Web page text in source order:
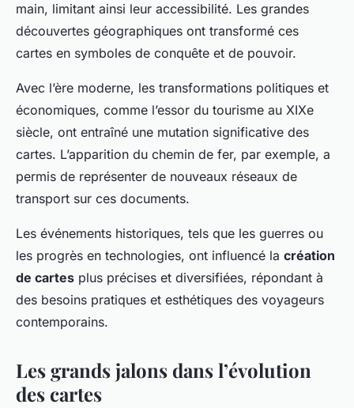
main, limitant ainsi leur accessibilité. Les grandes
découvertes géographiques ont transformé ces
cartes en symboles de conquête et de pouvoir.
Avec l’ère moderne, les transformations politiques et
économiques, comme l’essor du tourisme au XIXe
siècle, ont entraîné une mutation significative des
cartes. L’apparition du chemin de fer, par exemple, a
permis de représenter de nouveaux réseaux de
transport sur ces documents.
Les événements historiques, tels que les guerres ou
les progrès en technologies, ont influencé la création
de cartes plus précises et diversifiées, répondant à
des besoins pratiques et esthétiques des voyageurs
contemporains.
Les grands jalons dans l’évolution
des cartes